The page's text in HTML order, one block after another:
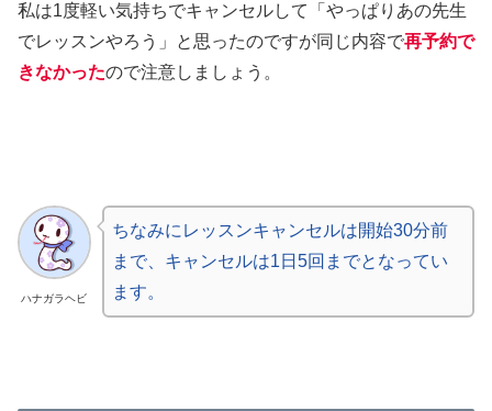
私は1度軽い気持ちでキャンセルして「やっぱりあの先生
でレッスンやろう」と思ったのですが同じ内容で再予約で
きなかったので注意しましょう。
ハナガラヘビ
ちなみにレッスンキャンセルは開始30分前
まで、キャンセルは1日5回までとなってい
ます。